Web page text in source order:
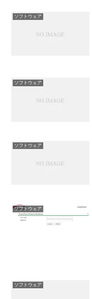
ソフトウェア
ソフトウェア
ソフトウェア
ソフトウェア
ソフトウェア